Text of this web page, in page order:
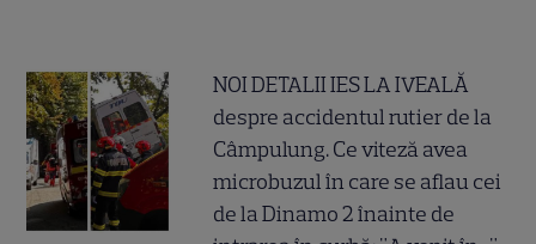
NOI DETALII IES LA IVEALĂ
despre accidentul rutier de la
Câmpulung. Ce viteză avea
microbuzul în care se aflau cei
de la Dinamo 2 înainte de